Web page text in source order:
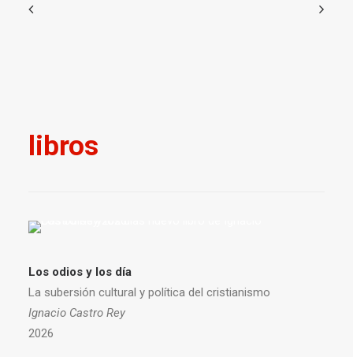
libros
Los odios y los día
La subersión cultural y política del cristianismo
Ignacio Castro Rey
2026